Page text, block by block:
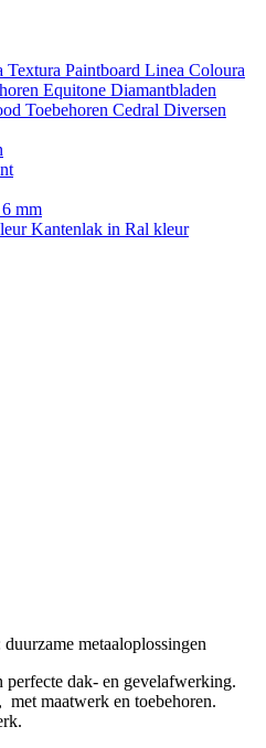
Textura Paintboard Linea Coloura
Equitone Diamantbladen
Toebehoren Cedral Diversen
mm
Kantenlak in Ral kleur
metaaloplossingen
dak- en gevelafwerking.
maatwerk en toebehoren.